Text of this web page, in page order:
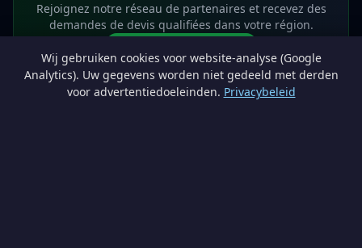
Wij gebruiken cookies voor website-analyse (Google
Analytics). Uw gegevens worden niet gedeeld met derden
voor advertentiedoeleinden. Privacybeleid
Rejoignez notre réseau de partenaires et recevez des
demandes de devis qualifiées dans votre région.
info@lesprosdemaville.be